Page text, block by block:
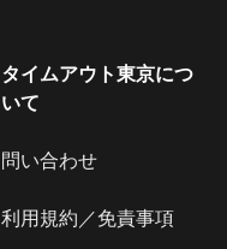
タイムアウト東京につ
いて
問い合わせ
利用規約／免責事項